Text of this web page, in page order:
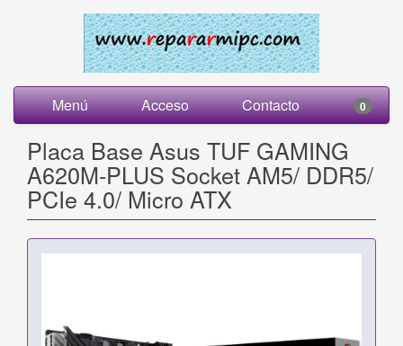
Menú Acceso Contacto 0
Placa Base Asus TUF GAMING
A620M-PLUS Socket AM5/ DDR5/
PCIe 4.0/ Micro ATX